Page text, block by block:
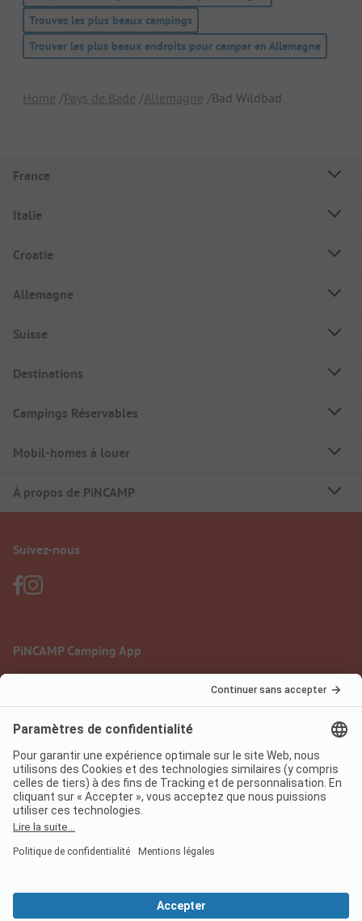
Trouvez les plus beaux campings
Trouver les plus beaux endroits pour camper en Allemagne
Home Pays de Bade Allemagne Bad Wildbad
France
Italie
Croatie
Allemagne
Suisse
Destinations
Campings Réservables
Mobil-homes à louer
À propos de PiNCAMP
Suivez-nous
PiNCAMP Camping App
Mentions légales
Protection des données
Conditions d'utilisation
Règlement sur les services numériques